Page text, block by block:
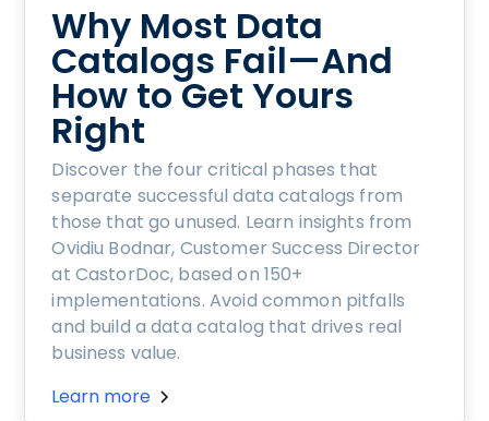
Why Most Data
Catalogs Fail—And
How to Get Yours
Right
Discover the four critical phases that
separate successful data catalogs from
those that go unused. Learn insights from
Ovidiu Bodnar, Customer Success Director
at CastorDoc, based on 150+
implementations. Avoid common pitfalls
and build a data catalog that drives real
business value.
Learn more